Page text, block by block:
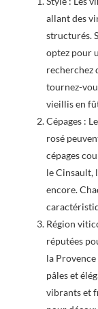
allant des
structurés.
optez pour
recherchez
tournez-
vieillis en
Cépages :
rosé
cépages
le Cinsault,
encore.
Région
réputées
la
pâles et
vibrants et